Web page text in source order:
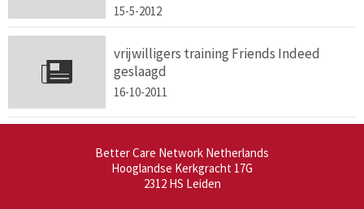
15-5-2012
vrijwilligers training Friends Indeed
geslaagd
16-10-2011
Better Care Network Netherlands
Hooglandse Kerkgracht 17G
2312 HS Leiden